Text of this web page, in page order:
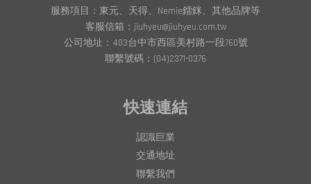
服務項目：東元、天得、Nemie鐳銤、其他品牌等
客服信箱：jiuhyeu@jiuhyeu.com.tw
公司地址：403台中市西區美村路一段760號
聯繫號碼：(04)2371-0376
快速連結
認識巨業
交通地址
聯繫我們